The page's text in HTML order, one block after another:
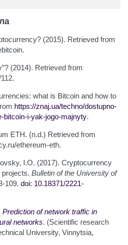
(2015). Retrieved from
(2014). Retrieved from
what is Bitcoin and how to
https://znaj.ua/techno/dostupno-
bitcoin-i-yak-jogo-majnyty.
ETH. (n.d.) Retrieved from
ethereum-eth.
I.O. (2017). Cryptocurrency
Bulletin of the University of
109. doi: 10.18371/2221-
Prediction of network traffic in
networks. (Scientific research
University, Vinnytsia,